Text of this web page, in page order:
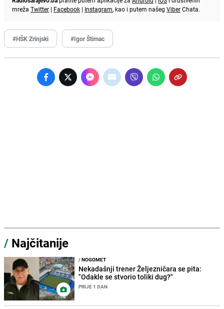
mreža Twitter | Facebook | Instagram, kao i putem našeg ViberChata.
#HŠK Zrinjski #Igor Štimac
/ Najčitanije
/NOGOMET
Nekadašnji trener Željezničara se pita:
"Odakle se stvorio toliki dug?"
PRIJE 1 DAN